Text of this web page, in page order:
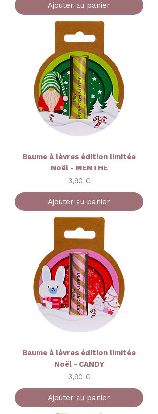
Ajouter au panier
Baume à lèvres édition limitée
Noël - MENTHE
Prix
3,90 €
Ajouter au panier
Baume à lèvres édition limitée
Noël - CANDY
Prix
3,90 €
Ajouter au panier